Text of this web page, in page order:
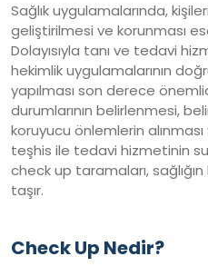
Sağlık uygulamalarında,
geliştirilmesi ve korunması
Dolayısıyla tanı ve tedavi
hekimlik uygulamalarının
yapılması son derece
durumlarının belirlenmesi,
koruyucu önlemlerin
teşhis ile tedavi hizmetinin
check up taramaları,
taşır.
Check Up Nedir?